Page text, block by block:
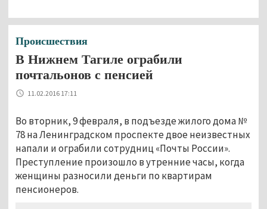
Происшествия
В Нижнем Тагиле ограбили
почтальонов с пенсией
11.02.2016 17:11
Во вторник, 9 февраля, в подъезде жилого дома №
78 на Ленинградском проспекте двое неизвестных
напали и ограбили сотрудниц «Почты России».
Преступление произошло в утренние часы, когда
женщины разносили деньги по квартирам
пенсионеров.